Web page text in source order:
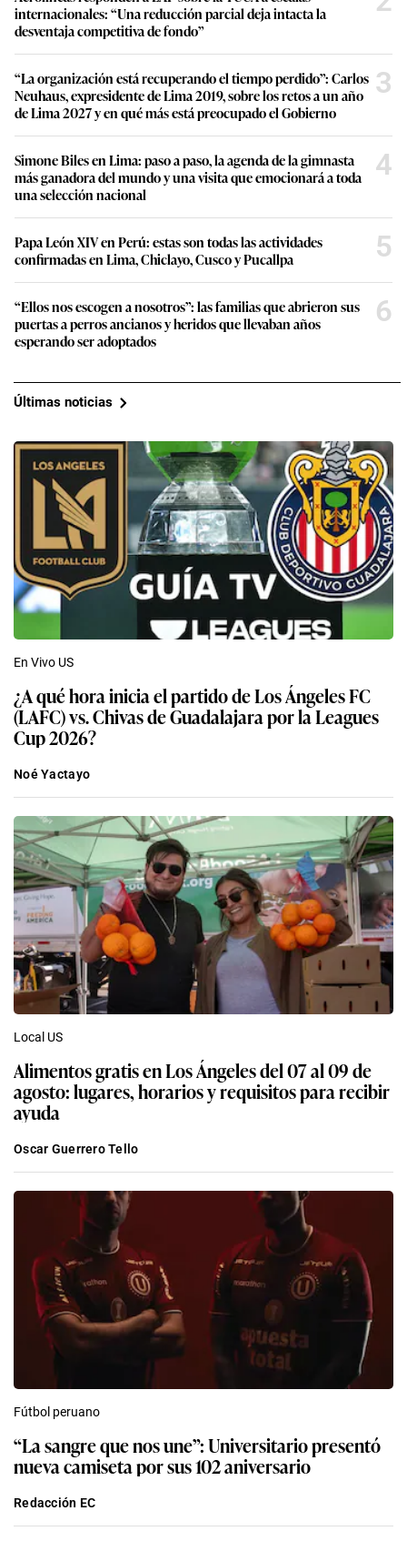
internacionales: “Una reducción parcial deja intacta la
desventaja competitiva de fondo”
“La organización está recuperando el tiempo perdido”: Carlos
Neuhaus, expresidente de Lima 2019, sobre los retos a un año
de Lima 2027 y en qué más está preocupado el Gobierno
3
Simone Biles en Lima: paso a paso, la agenda de la gimnasta
más ganadora del mundo y una visita que emocionará a toda
una selección nacional
4
Papa León XIV en Perú: estas son todas las actividades
confirmadas en Lima, Chiclayo, Cusco y Pucallpa
5
“Ellos nos escogen a nosotros”: las familias que abrieron sus
puertas a perros ancianos y heridos que llevaban años
esperando ser adoptados
6
Últimas noticias
En Vivo US
¿A qué hora inicia el partido de Los Ángeles FC
(LAFC) vs. Chivas de Guadalajara por la Leagues
Cup 2026?
Noé Yactayo
Local US
Alimentos gratis en Los Ángeles del 07 al 09 de
agosto: lugares, horarios y requisitos para recibir
ayuda
Oscar Guerrero Tello
Fútbol peruano
“La sangre que nos une”: Universitario presentó
nueva camiseta por sus 102 aniversario
Redacción EC